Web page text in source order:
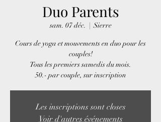
Duo Parents
sam. 07 déc.
  |
Sierre
Cours de yoga et mouvements en duo pour les
couples!
Tous les premiers samedis du mois.
50.- par couple, sur inscription
Les inscriptions sont closes
Voir d'autres événements